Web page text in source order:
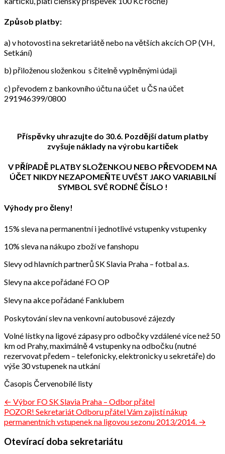
Způsob platby:
a) v hotovosti na sekretariátě nebo na větších akcích OP (VH,
Setkání)
b) přiloženou složenkou s čitelně vyplněnými údaji
c) převodem z bankovního účtu na účet u ČS na účet
291946399/0800
Příspěvky uhrazujte do 30.6. Pozdější datum platby
zvyšuje náklady na výrobu kartiček
V PŘÍPADĚ PLATBY SLOŽENKOU NEBO PŘEVODEM NA
ÚČET NIKDY NEZAPOMEŇTE UVÉST JAKO VARIABILNÍ
SYMBOL SVÉ RODNÉ ČÍSLO !
Výhody pro členy!
15% sleva na permanentní i jednotlivé vstupenky vstupenky
10% sleva na nákupo zboží ve fanshopu
Slevy od hlavních partnerů SK Slavia Praha – fotbal a.s.
Slevy na akce pořádané FO OP
Slevy na akce pořádané Fanklubem
Poskytování slev na venkovní autobusové zájezdy
Volné lístky na ligové zápasy pro odbočky vzdálené více než 50
km od Prahy, maximálně 4 vstupenky na odbočku (nutné
rezervovat předem – telefonicky, elektronicky u sekretáře) do
výše 30 vstupenek na utkání
Časopis Červenobílé listy
Navigace
pro
← Výbor FO SK Slavia Praha – Odbor přátel
POZOR! Sekretariát Odboru přátel Vám zajistí nákup
permanentních vstupenek na ligovou sezonu 2013/2014. →
Otevírací doba sekretariátu